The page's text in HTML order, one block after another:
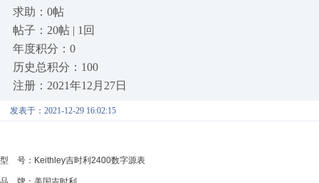
求助：0帖
帖子：20帖 | 1回
年度积分：0
历史总积分：100
注册：2021年12月27日
发表于：2021-12-29 16:02:15
型 号：Keithley吉时利2400数字源表